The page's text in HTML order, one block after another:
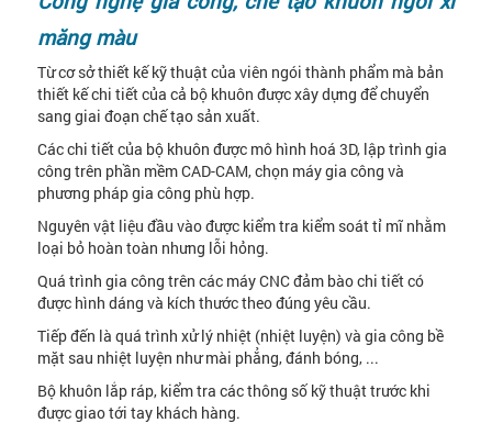
măng màu
Từ cơ sở thiết kế kỹ thuật của viên ngói thành phẩm mà bản
thiết kế chi tiết của cả bộ khuôn được xây dựng để chuyển
sang giai đoạn chế tạo sản xuất.
Các chi tiết của bộ khuôn được mô hình hoá 3D, lập trình gia
công trên phần mềm CAD-CAM, chọn máy gia công và
phương pháp gia công phù hợp.
Nguyên vật liệu đầu vào được kiểm tra kiểm soát tỉ mĩ nhằm
loại bỏ hoàn toàn nhưng lỗi hỏng.
Quá trình gia công trên các máy CNC đảm bào chi tiết có
được hình dáng và kích thước theo đúng yêu cầu.
Tiếp đến là quá trình xử lý nhiệt (nhiệt luyện) và gia công bề
mặt sau nhiệt luyện như mài phẳng, đánh bóng, ...
Bộ khuôn lắp ráp, kiểm tra các thông số kỹ thuật trước khi
được giao tới tay khách hàng.